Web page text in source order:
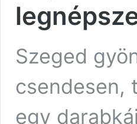
Szeged
csendesen,
egy